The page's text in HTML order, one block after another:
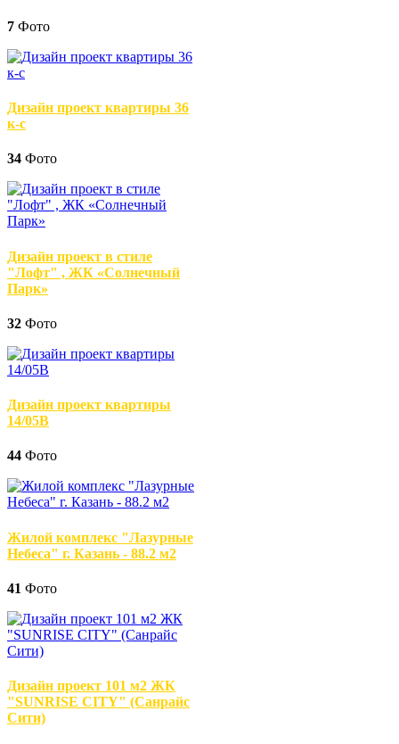
7 Фото
Дизайн проект квартиры 36
к-с
34 Фото
Дизайн проект в стиле
"Лофт" , ЖК «Солнечный
Парк»
32 Фото
Дизайн проект квартиры
14/05В
44 Фото
Жилой комплекс "Лазурные
Небеса" г. Казань - 88.2 м2
41 Фото
Дизайн проект 101 м2 ЖК
"SUNRISE CITY" (Санрайс
Сити)